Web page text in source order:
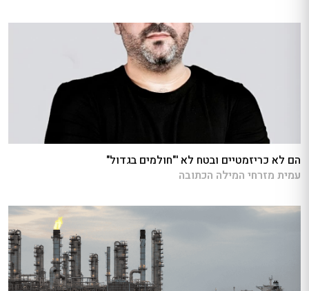
הם לא כריזמטיים ובטח לא '"חולמים בגדול"
עמית מזרחי המילה הכתובה